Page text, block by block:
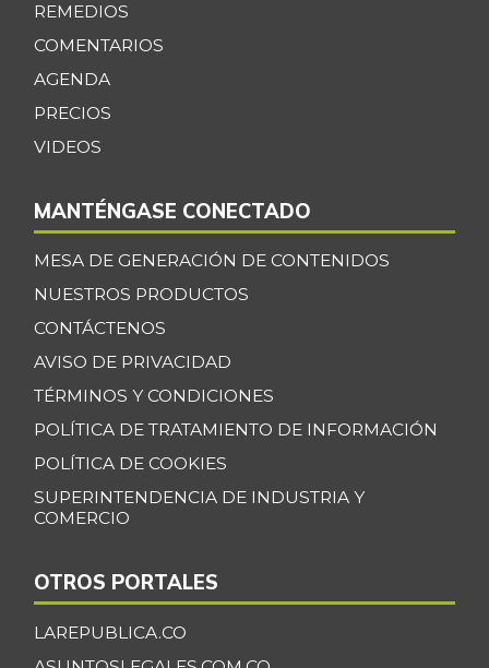
REMEDIOS
COMENTARIOS
AGENDA
PRECIOS
VIDEOS
MANTÉNGASE CONECTADO
MESA DE GENERACIÓN DE CONTENIDOS
NUESTROS PRODUCTOS
CONTÁCTENOS
AVISO DE PRIVACIDAD
TÉRMINOS Y CONDICIONES
POLÍTICA DE TRATAMIENTO DE INFORMACIÓN
POLÍTICA DE COOKIES
SUPERINTENDENCIA DE INDUSTRIA Y
COMERCIO
OTROS PORTALES
LAREPUBLICA.CO